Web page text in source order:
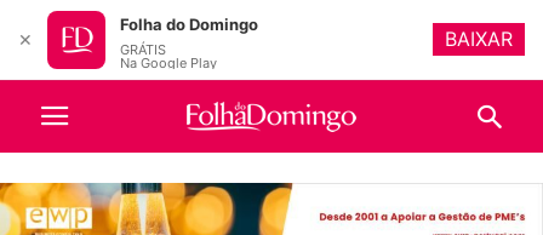
✕
Folha do Domingo
GRÁTIS
Na Google Play
BAIXAR